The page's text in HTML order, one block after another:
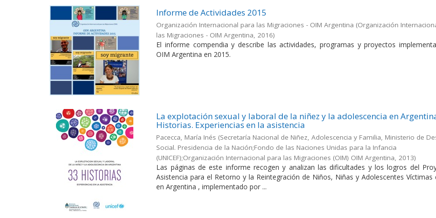
Informe de Actividades 2015
Organización Internacional para las Migraciones - OIM Argentina (Organización
las Migraciones - OIM Argentina, 2016)
El informe compendia y describe las actividades, programas y proyectos
OIM Argentina en 2015.
La explotación sexual y laboral de la niñez y la adolescencia en
Historias. Experiencias en la asistencia
Pacecca, María Inés (Secretaría Nacional de Niñez, Adolescencia y Familia, Ministerio de
Social. Presidencia de la Nación;Fondo de las Naciones Unidas para la Infancia
(UNICEF);Organización Internacional para las Migraciones (OIM) OIM Argentina, 2013)
Las páginas de este informe recogen y analizan las dificultades y los logros del
Asistencia para el Retorno y la Reintegración de Niños, Niñas y Adolescentes Víctimas
en Argentina , implementado por ...